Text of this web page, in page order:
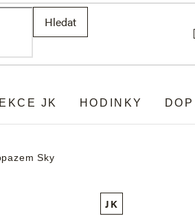
Hledat
JK HODINKY
Sky
JK